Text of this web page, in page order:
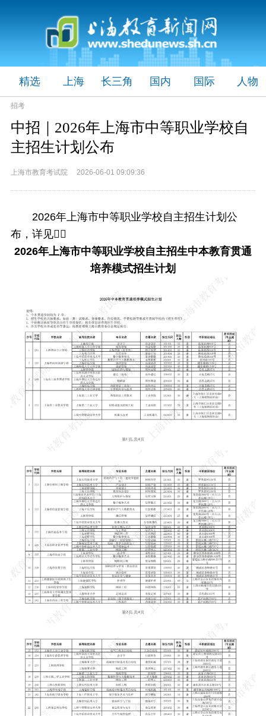
精选 上海 长三角 国内 国际 人物
招考
中招｜2026年上海市中等职业学校自
主招生计划公布
上海市教育考试院 2026-06-01 09:09:36
2026年上海市中等职业学校自主招生计划公
布，详见👇🏻
2026年上海市中等职业学校自主招生中本教育贯通
培养模式招生计划